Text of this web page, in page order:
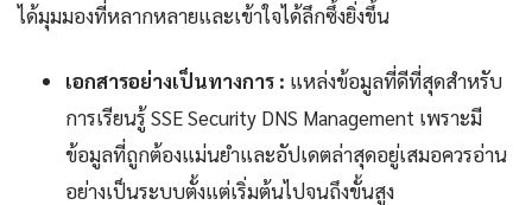
ได้มุมมองที่หลากหลายและเข้าใจได้ลึกซึ้งยิ่งขึ้น
เอกสารอย่างเป็นทางการ : แหล่งข้อมูลที่ดีที่สุดสำหรับ
การเรียนรู้ SSE Security DNS Management เพราะมี
ข้อมูลที่ถูกต้องแม่นยำและอัปเดตล่าสุดอยู่เสมอควรอ่าน
อย่างเป็นระบบตั้งแต่เริ่มต้นไปจนถึงขั้นสูง